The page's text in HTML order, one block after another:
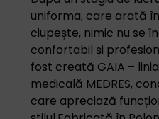
uniforma, care arată
ciupește, nimic nu se
confortabil și
fost creată GAIA –
medicală MEDRES,
care apreciază